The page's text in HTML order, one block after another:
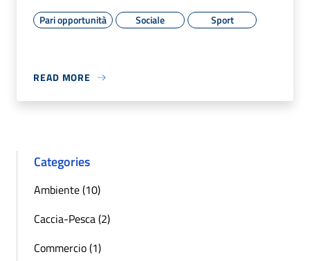
Pari opportunità Sociale Sport
READ MORE
Categories
Ambiente (10)
Caccia-Pesca (2)
Commercio (1)